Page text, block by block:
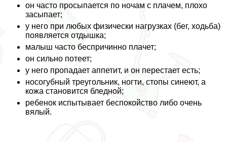
он часто просыпается по ночам с плачем, плохо
засыпает;
у него при любых физически нагрузках (бег, ходьба)
появляется отдышка;
малыш часто беспричинно плачет;
он сильно потеет;
у него пропадает аппетит, и он перестает есть;
носогубный треугольник, ногти, стопы синеют, а
кожа становится бледной;
ребенок испытывает беспокойство либо очень
вялый.